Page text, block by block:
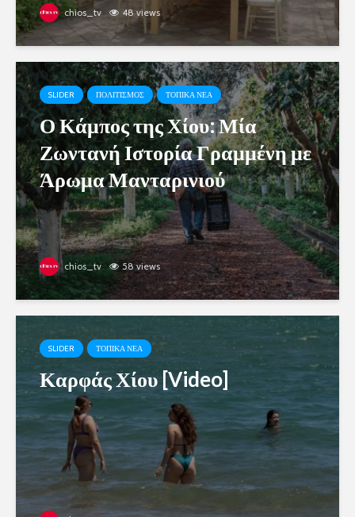
chios_tv 48 views
SLIDER ΠΟΛΙΤΙΣΜΟΣ ΤΟΠΙΚΑ ΝΕΑ
Ο Κάμπος της Χίου: Μία
Ζωντανή Ιστορία Γραμμένη με
Άρωμα Μανταρινιού
chios_tv 58 views
SLIDER ΤΟΠΙΚΑ ΝΕΑ
Καρφάς Χίου [Video]